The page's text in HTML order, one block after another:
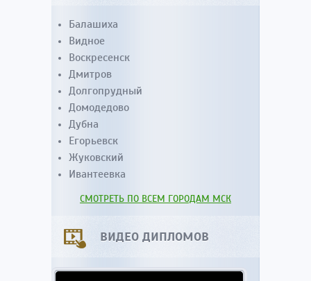
Балашиха
Видное
Воскресенск
Дмитров
Долгопрудный
Домодедово
Дубна
Егорьевск
Жуковский
Ивантеевка
СМОТРЕТЬ ПО ВСЕМ ГОРОДАМ МСК
ВИДЕО ДИПЛОМОВ